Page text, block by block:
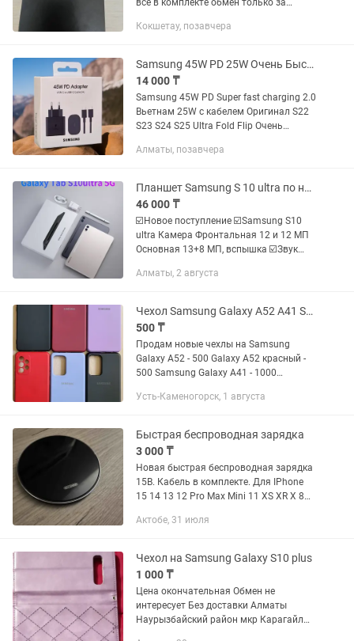
все в комплекте обмен только за
внимательно!!!
Кокшетау, позавчера
Samsung 45W PD 25W Очень Быстрая Зарядка 2.0 Оригинал S21-S25 Ultra Fold
14 000 ₸
Samsung 45W PD Super fast charging 2.0
Вьетнам 25W с кабелем Оригинал S22
S23 S24 S25 Ultra Fold Flip Очень
клиенты покупают для своих
Алматы, позавчера
Планшет Samsung S 10 ultra по низкой цене Копия
46 000 ₸
☑️Новое поступление ☑️Samsung S10
ultra Камера Фронтальная 12 и 12 МП
Основная 13+8 МП, вспышка ☑️Звук
☑️Аккумулятор 11200 мАч
Алматы, 2 августа
Чехол Samsung Galaxy A52 A41 S10 S20FE J5 Prime
500 ₸
Продам новые чехлы на Samsung
Galaxy A52 - 500 Galaxy A52 красный -
500 Samsung Galaxy A41 - 1000
Samsung Galaxy A41 - 1500 - Черный
Усть-Каменогорск, 1 августа
Быстрая беспроводная зарядка
3 000 ₸
Новая быстрая беспроводная зарядка
15В. Кабель в комплекте. Для IPhone
15 14 13 12 Pro Max Mini 11 XS XR X 8
Galaxy S24/S23/S23 Ultra/S22/S22+/S22
Актобе, 31 июля
Чехол на Samsung Galaxy S10 plus
1 000 ₸
Цена окончательная Обмен не
интересует Без доставки Алматы
Наурызбайский район мкр Карагайлы